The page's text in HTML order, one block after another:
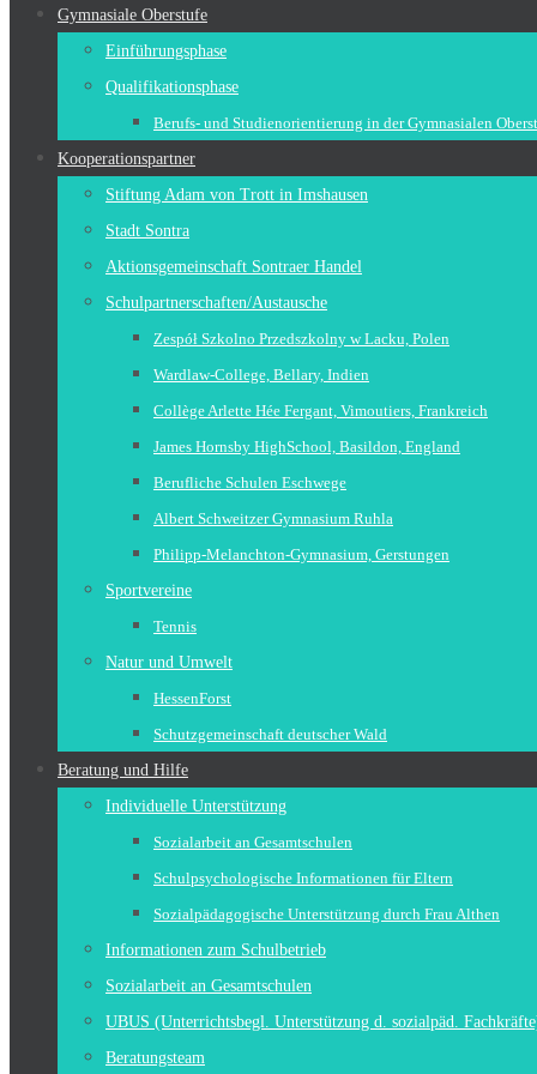
Gymnasiale Oberstufe
Einführungsphase
Qualifikationsphase
Berufs- und Studienorientierung in der Gymnasialen
Kooperationspartner
Stiftung Adam von Trott in Imshausen
Stadt Sontra
Aktionsgemeinschaft Sontraer Handel
Schulpartnerschaften/Austausche
Zespół Szkolno Przedszkolny w Lacku, Polen
Wardlaw-College, Bellary, Indien
Collège Arlette Hée Fergant, Vimoutiers, Frankreich
James Hornsby HighSchool, Basildon, England
Berufliche Schulen Eschwege
Albert Schweitzer Gymnasium Ruhla
Philipp-Melanchton-Gymnasium, Gerstungen
Sportvereine
Tennis
Natur und Umwelt
HessenForst
Schutzgemeinschaft deutscher Wald
Beratung und Hilfe
Individuelle Unterstützung
Sozialarbeit an Gesamtschulen
Schulpsychologische Informationen für Eltern
Sozialpädagogische Unterstützung durch Frau Althen
Informationen zum Schulbetrieb
Sozialarbeit an Gesamtschulen
UBUS (Unterrichtsbegl. Unterstützung d. sozialpäd.
Beratungsteam